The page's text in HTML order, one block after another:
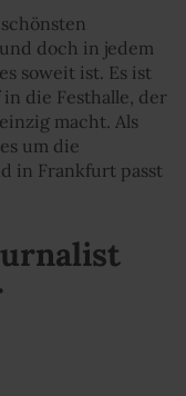
doch in jedem
soweit ist. Es ist
die Festhalle, der
macht. Als
um die
in Frankfurt passt